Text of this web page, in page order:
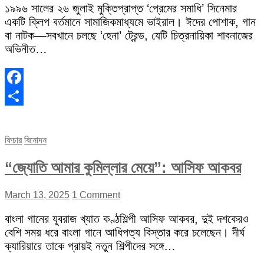
১৯৯৬ সালের ২৬ জুলাই মুক্তিপ্রাপ্ত ‘প্রেমের সমাধি’ সিনেমার
একটি ক্লিপ বর্তমানে সামাজিকমাধ্যমে ভাইরাল। ঈদের পোশাক, গান
বা নাটক—সবখানে চলছে ‘হেনা’ ট্রেন্ড, যেটি চিত্রনায়িকা শাবনাজের
অভিনীত…
Facebook
ফিচার বিনোদন
“জ্যোতি আমার কুমিল্লার মেয়ে”: আসিফ আকবর
March 13, 2025 1 Comment
বাংলা গানের যুবরাজ খ্যাত কণ্ঠশিল্পী আসিফ আকবর, দুই দশকেরও
বেশি সময় ধরে বাংলা গানে আধিপত্য বিস্তার করে চলেছেন। দীর্ঘ
ক্যারিয়ারে তাকে প্রায়ই নতুন শিল্পীদের সঙ্গে…